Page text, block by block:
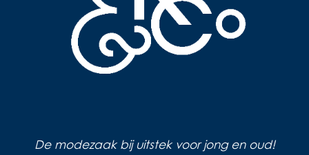
De modezaak bij uitstek voor jong en oud!